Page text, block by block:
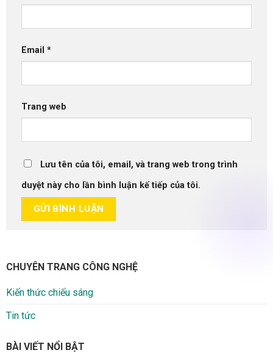
Email *
Trang web
Lưu tên của tôi, email, và trang web trong trình
duyệt này cho lần bình luận kế tiếp của tôi.
CHUYÊN TRANG CÔNG NGHỆ
Kiến thức chiếu sáng
Tin tức
BÀI VIẾT NỔI BẬT